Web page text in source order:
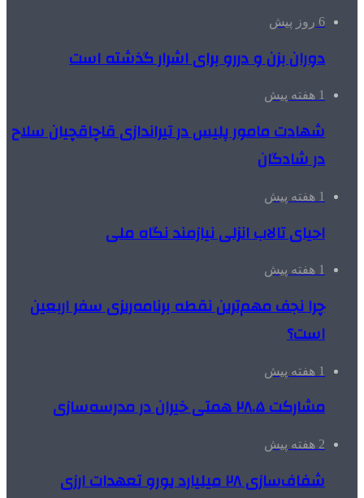
6 روز پیش
دوران بزن و دررو برای اشرار گذشته است
1 هفته پیش
شهادت مامور پلیس در تیراندازی قاچاقچیان سلاح
در شادگان
1 هفته پیش
احیای تالاب انزلی نیازمند نگاه ملی
1 هفته پیش
چرا نجف مهم‌ترین نقطه برنامه‌ریزی سفر اربعین
است؟
1 هفته پیش
مشارکت ۲۸.۵ همتی خیران در مدرسه‌سازی
2 هفته پیش
شفاف‌سازی ۲۸ میلیارد یورو تعهدات ارزی